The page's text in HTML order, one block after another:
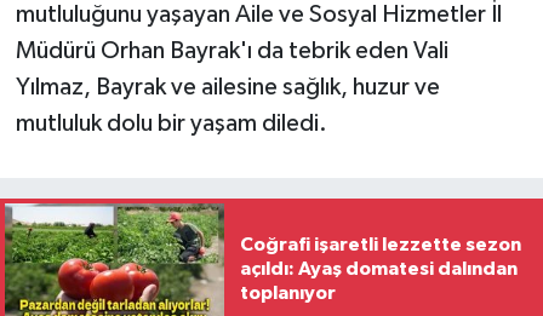
mutluluğunu yaşayan Aile ve Sosyal Hizmetler İl
Müdürü Orhan Bayrak'ı da tebrik eden Vali
Yılmaz, Bayrak ve ailesine sağlık, huzur ve
mutluluk dolu bir yaşam diledi.
Coğrafi işaretli lezzette sezon
açıldı: Ayaş domatesi dalından
toplanıyor